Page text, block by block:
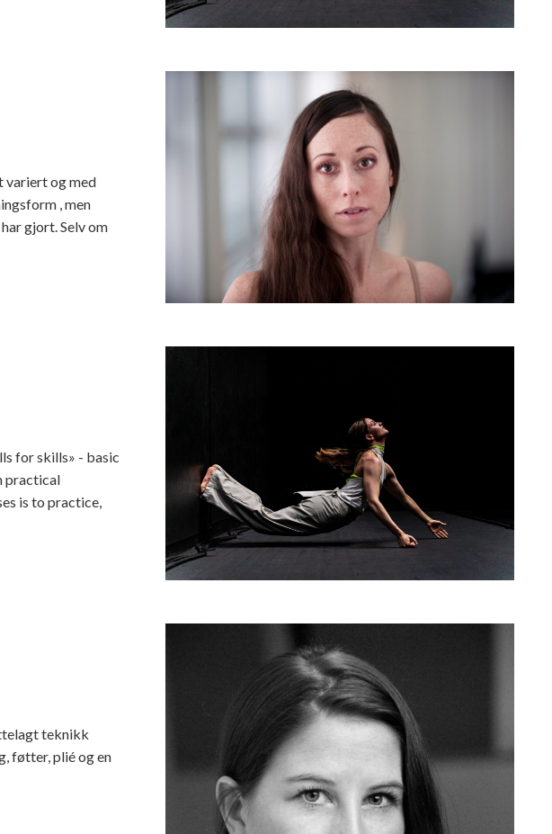
variert og med
, men
gjort. Selv om
for skills» - basic
practical
is to practice,
teknikk
føtter, plié og en